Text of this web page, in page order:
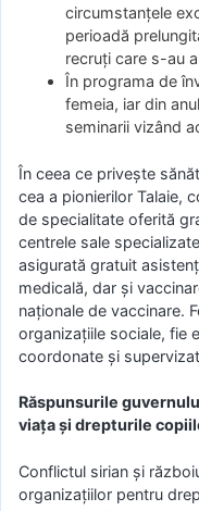
circumstanțele
perioadă
recruți care s-au
În programa de
femeia, iar din
seminarii vizând
În ceea ce privește
cea a pionierilor Talaie,
de specialitate oferită
centrele sale
asigurată gratuit
medicală, dar și
naționale de vaccinare.
organizațiile sociale, fie
coordonate și
Răspunsurile
viața și drepturile
Conflictul sirian și
organizațiilor pentru